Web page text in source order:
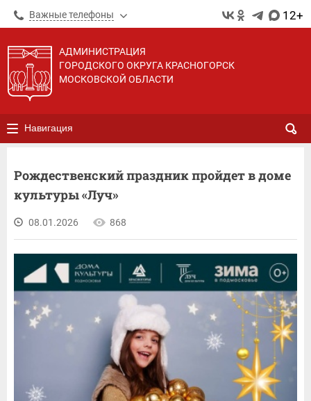
Важные телефоны 12+
АДМИНИСТРАЦИЯ
ГОРОДСКОГО ОКРУГА КРАСНОГОРСК
МОСКОВСКОЙ ОБЛАСТИ
Навигация
Рождественский праздник пройдет в доме
культуры «Луч»
08.01.2026 868